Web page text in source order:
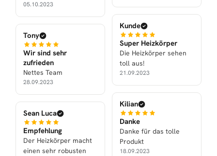
05.10.2023
Tony
Wir sind sehr
zufrieden
Nettes Team
28.09.2023
Sean Luca
Empfehlung
Der Heizkörper macht
einen sehr robusten
Kunde
Super Heizkörper
Die Heizkörper sehen
toll aus!
21.09.2023
Kilian
Danke
Danke für das tolle
Produkt
18.09.2023